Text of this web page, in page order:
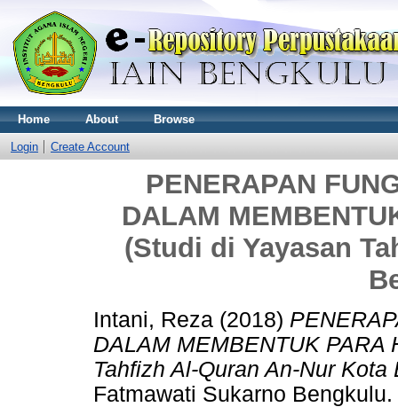
Home About Browse
Login Create Account
PENERAPAN
DALAM
(Studi di Yayasan
Intani, Reza (2018)
DALAM MEMBENTUK PARA
Tahfizh Al-Quran An-Nur Kota
Fatmawati Sukarno Bengkulu.